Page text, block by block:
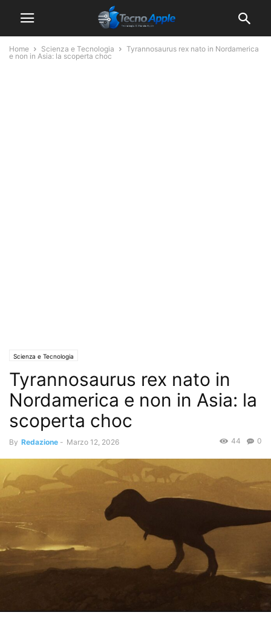
Home Scienza e Tecnologia
Tyrannosaurus rex nato in Nordamerica
e non in Asia: la scoperta choc
Scienza e Tecnologia
Tyrannosaurus rex nato in
Nordamerica e non in Asia: la
scoperta choc
By Redazione - Marzo 12, 2026 0
44